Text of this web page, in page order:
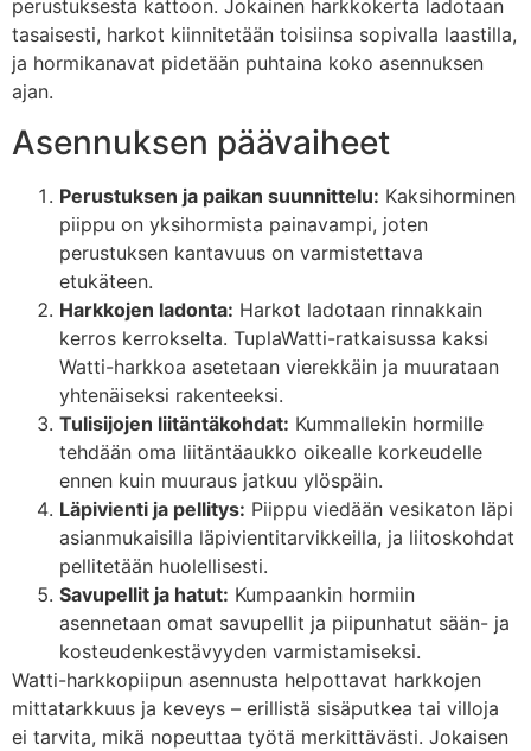
perustuksesta kattoon. Jokainen harkkokerta ladotaan
tasaisesti, harkot kiinnitetään toisiinsa sopivalla laastilla,
ja hormikanavat pidetään puhtaina koko asennuksen
ajan.
Asennuksen päävaiheet
Perustuksen ja paikan suunnittelu: Kaksihorminen
piippu on yksihormista painavampi, joten
perustuksen kantavuus on varmistettava
etukäteen.
Harkkojen ladonta: Harkot ladotaan rinnakkain
kerros kerrokselta. TuplaWatti-ratkaisussa kaksi
Watti-harkkoa asetetaan vierekkäin ja muurataan
yhtenäiseksi rakenteeksi.
Tulisijojen liitäntäkohdat: Kummallekin hormille
tehdään oma liitäntäaukko oikealle korkeudelle
ennen kuin muuraus jatkuu ylöspäin.
Läpivienti ja pellitys: Piippu viedään vesikaton läpi
asianmukaisilla läpivientitarvikkeilla, ja liitoskohdat
pellitetään huolellisesti.
Savupellit ja hatut: Kumpaankin hormiin
asennetaan omat savupellit ja piipunhatut sään- ja
kosteudenkestävyyden varmistamiseksi.
Watti-harkkopiipun asennusta helpottavat harkkojen
mittatarkkuus ja keveys – erillistä sisäputkea tai villoja
ei tarvita, mikä nopeuttaa työtä merkittävästi. Jokaisen